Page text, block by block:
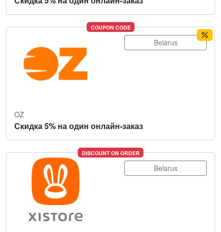
COUPON CODE
Belarus
OZ
Скидка 5% на один онлайн-заказ
DISCOUNT ON ORDER
Belarus